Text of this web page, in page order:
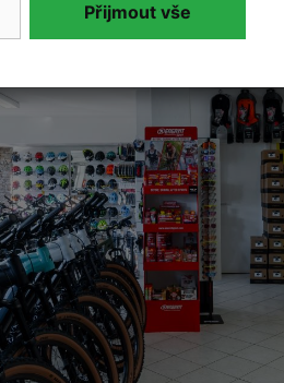
Přijmout vše